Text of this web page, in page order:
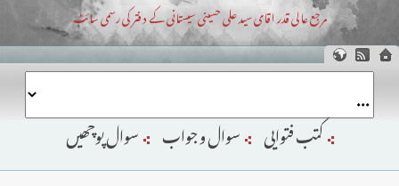
مرجع عالی قدر اقای سید علی حسینی سیستانی کے دفتر کی رسمی سائٹ
کتب فتوایی سوال و جواب سوال پوچھیں